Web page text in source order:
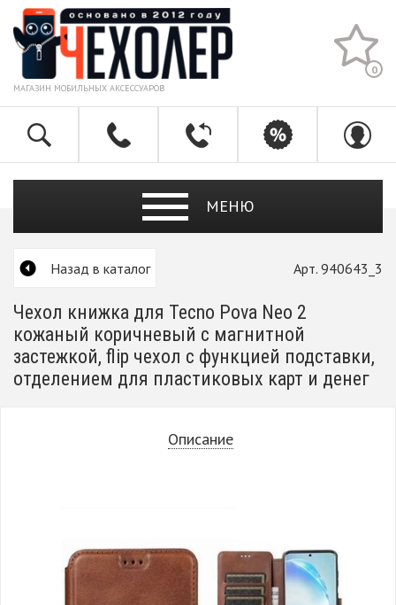
МАГАЗИН МОБИЛЬНЫХ АКСЕССУАРОВ
0
МЕНЮ
Назад в каталог Арт. 940643_3
Чехол книжка для Tecno Pova Neo 2
кожаный коричневый с магнитной
застежкой, flip чехол с функцией подставки,
отделением для пластиковых карт и денег
Описание